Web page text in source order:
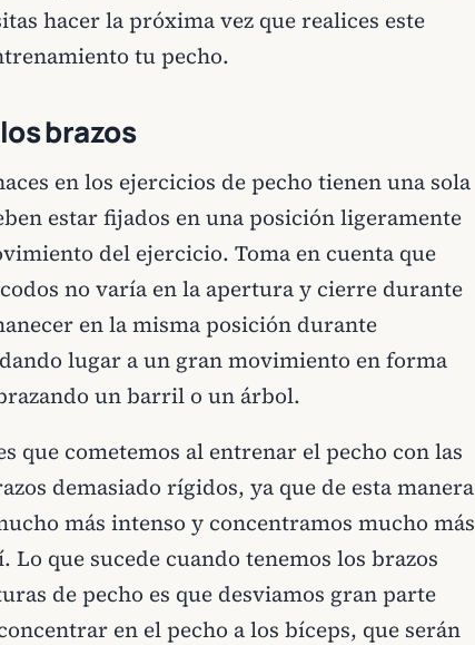
hacer la próxima vez que realices este
tu pecho.
brazos
en los ejercicios de pecho tienen una sola
estar fijados en una posición ligeramente
del ejercicio. Toma en cuenta que
no varía en la apertura y cierre durante
en la misma posición durante
lugar a un gran movimiento en forma
un barril o un árbol.
que cometemos al entrenar el pecho con las
demasiado rígidos, ya que de esta manera
más intenso y concentramos mucho más
Lo que sucede cuando tenemos los brazos
de pecho es que desviamos gran parte
en el pecho a los bíceps, que serán